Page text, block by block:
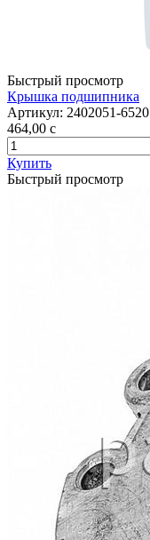
Быстрый просмотр
Крышка подшипника
Артикул: 2402051-6520
464,00 c
Купить
Быстрый просмотр